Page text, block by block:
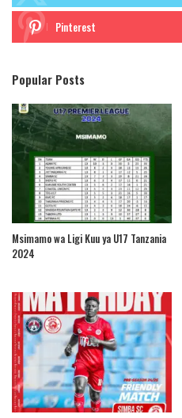
Pinterest
Popular Posts
Msimamo wa Ligi Kuu ya U17 Tanzania
2024